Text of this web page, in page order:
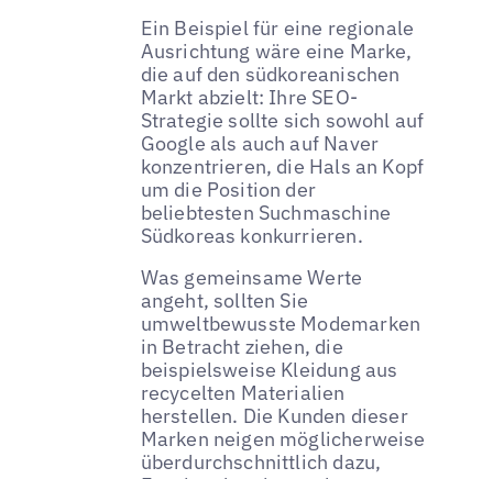
Ein Beispiel für eine regionale
Ausrichtung wäre eine Marke,
die auf den südkoreanischen
Markt abzielt: Ihre SEO-
Strategie sollte sich sowohl auf
Google als auch auf Naver
konzentrieren, die Hals an Kopf
um die Position der
beliebtesten Suchmaschine
Südkoreas konkurrieren.
Was gemeinsame Werte
angeht, sollten Sie
umweltbewusste Modemarken
in Betracht ziehen, die
beispielsweise Kleidung aus
recycelten Materialien
herstellen. Die Kunden dieser
Marken neigen möglicherweise
überdurchschnittlich dazu,